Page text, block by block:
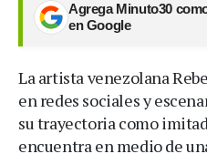
Agrega Minuto30
en Google
La artista venezolana
en redes sociales y
su trayectoria como
encuentra en medio de